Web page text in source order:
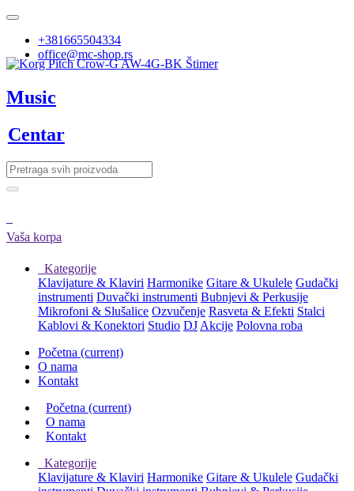
+381665504334
office@mc-shop.rs
Music
Centar
Vaša korpa
Kategorije
Klavijature & Klaviri Harmonike Gitare & Ukulele Gudački
instrumenti Duvački instrumenti Bubnjevi & Perkusije
Mikrofoni & Slušalice Ozvučenje Rasveta & Efekti Stalci
Kablovi & Konektori Studio DJ Akcije Polovna roba
Početna (current)
O nama
Kontakt
Početna (current)
O nama
Kontakt
Kategorije
Klavijature & Klaviri Harmonike Gitare & Ukulele Gudački